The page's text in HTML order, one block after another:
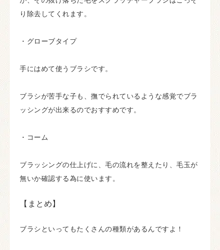
り除去してくれます。
・グローブタイプ
手にはめて使うブラシです。
ブラシが苦手な子も、撫でられているような感覚でブラ
ッシングが出来るのでおすすめです。
・コーム
ブラッシングの仕上げに、毛の流れを整えたり、毛玉が
無いか確認する為に使います。
【まとめ】
ブラシといってもたくさんの種類があるんですよ！